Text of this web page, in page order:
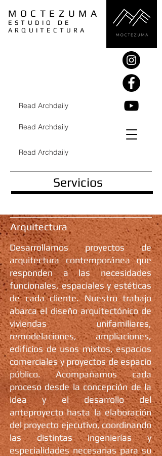
MOCTEZUMA
ESTUDIO DE
ARQUITECTURA
Read Archdaily
Read Archdaily
Read Archdaily
Servicios
Arquitectura
Desarrollamos proyectos de
arquitectura contemporánea que
responden a las necesidades
funcionales, espaciales y estéticas
de cada cliente. Nuestro trabajo
abarca el diseño arquitectónico de
viviendas unifamiliares,
remodelaciones, ampliaciones,
edificios de usos mixtos, espacios
comerciales y proyectos de espacio
público. Acompañamos cada
proceso desde la concepción de la
idea y el desarrollo del
anteproyecto hasta la elaboración
del proyecto ejecutivo, coordinando
las distintas ingenierías y
especialidades necesarias para su